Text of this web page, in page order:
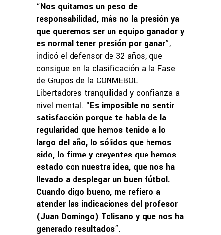
“Nos quitamos un peso de
responsabilidad, más no la presión ya
que queremos ser un equipo ganador y
es normal tener presión por ganar”,
indicó el defensor de 32 años, que
consigue en la clasificación a la Fase
de Grupos de la CONMEBOL
Libertadores tranquilidad y confianza a
nivel mental. “Es imposible no sentir
satisfacción porque te habla de la
regularidad que hemos tenido a lo
largo del año, lo sólidos que hemos
sido, lo firme y creyentes que hemos
estado con nuestra idea, que nos ha
llevado a desplegar un buen fútbol.
Cuando digo bueno, me refiero a
atender las indicaciones del profesor
(Juan Domingo) Tolisano y que nos ha
generado resultados”.